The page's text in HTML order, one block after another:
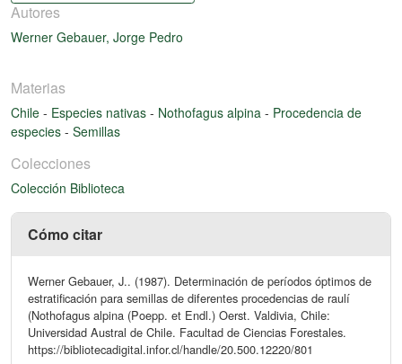
Autores
Werner Gebauer, Jorge Pedro
Materias
Chile - Especies nativas - Nothofagus alpina - Procedencia de
especies - Semillas
Colecciones
Colección Biblioteca
Cómo citar
Werner Gebauer, J.. (1987). Determinación de períodos óptimos de
estratificación para semillas de diferentes procedencias de raulí
(Nothofagus alpina (Poepp. et Endl.) Oerst. Valdivia, Chile:
Universidad Austral de Chile. Facultad de Ciencias Forestales.
https://bibliotecadigital.infor.cl/handle/20.500.12220/801